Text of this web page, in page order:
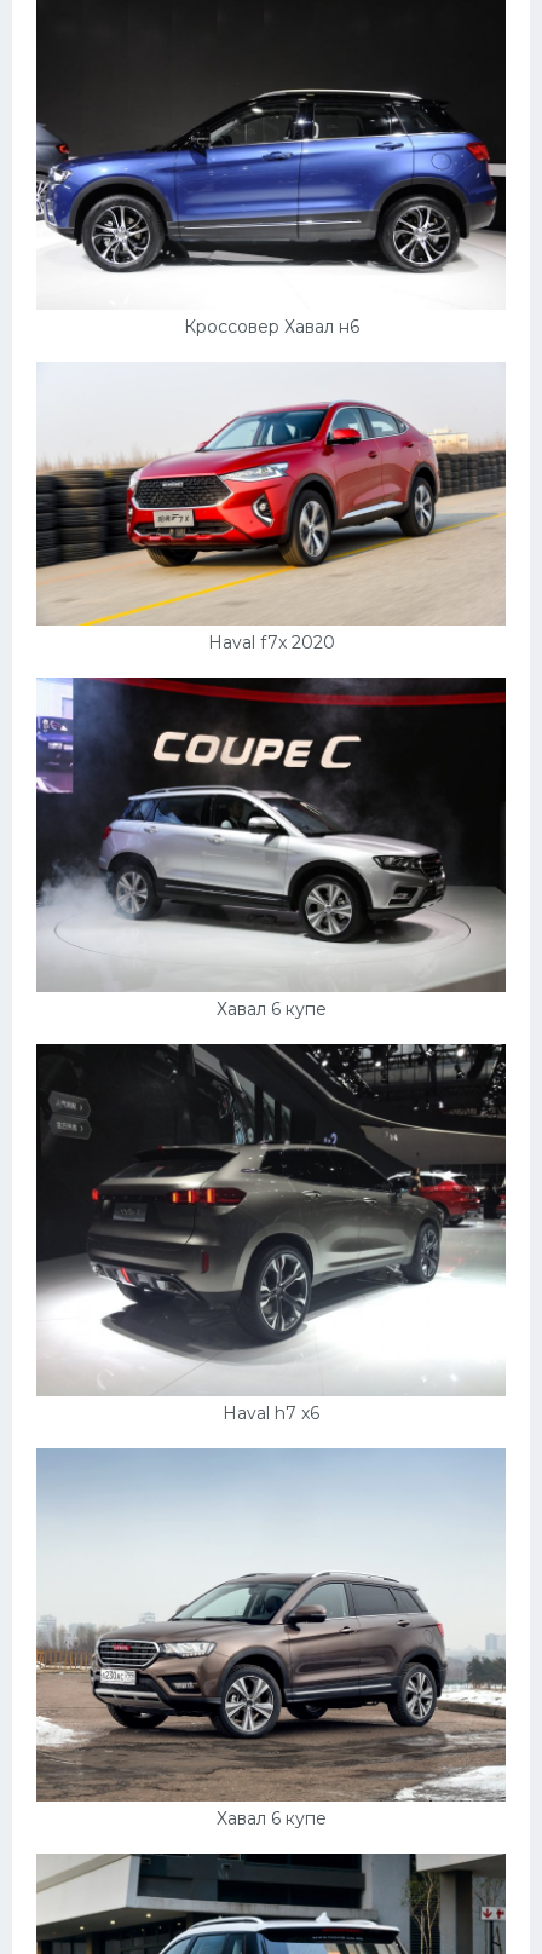
Кроссовер Хавал н6
Haval f7x 2020
Хавал 6 купе
Haval h7 x6
Хавал 6 купе
Автобусы
Хонда
Грузовики
Феррари
Поезда
Мотоциклы
Ямаха
Ява
Эмблемы
Спецтехника